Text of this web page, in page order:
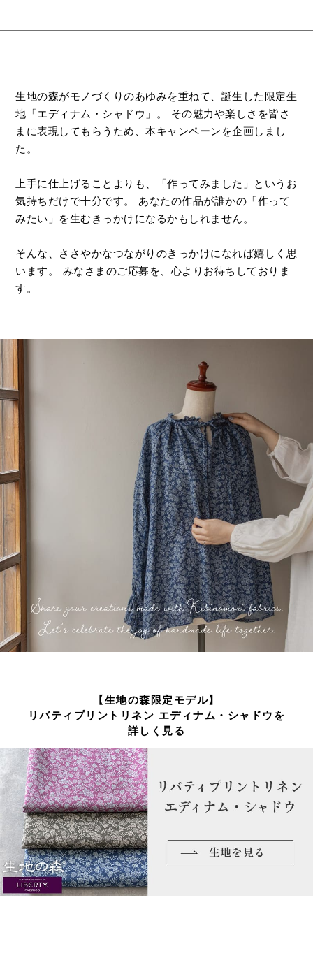
生地の森がモノづくりのあゆみを重ねて、誕生した限定生
地「エディナム・シャドウ」。
その魅力や楽しさを皆さ
まに表現してもらうため、本キャンペーンを企画しまし
た。
上手に仕上げることよりも、「作ってみました」というお
気持ちだけで十分です。
あなたの作品が誰かの「作って
みたい」を生むきっかけになるかもしれません。
そんな、ささやかなつながりのきっかけになれば嬉しく思
います。
みなさまのご応募を、心よりお待ちしておりま
す。
【生地の森限定モデル】
リバティプリントリネン エディナム・シャドウを
詳しく見る